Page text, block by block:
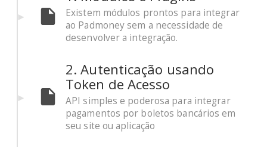
Existem módulos prontos para integrar
ao Padmoney sem a necessidade de
desenvolver a integração.
2. Autenticação usando
Token de Acesso
API simples e poderosa para integrar
pagamentos por boletos bancários em
seu site ou aplicação